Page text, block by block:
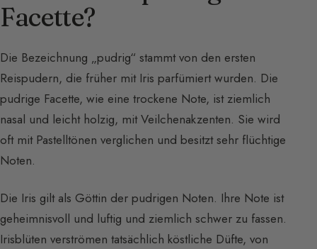
Facette?
Die Bezeichnung „pudrig“ stammt von den ersten
Reispudern, die früher mit Iris parfümiert wurden. Die
pudrige Facette, wie eine trockene Note, ist ziemlich
nasal und leicht holzig, mit Veilchenakzenten. Sie wird
oft mit Pastelltönen verglichen und besitzt sehr flüchtige
Noten.
Die Iris gilt als Göttin der pudrigen Noten. Ihre Note ist
geheimnisvoll und luftig und ziemlich schwer zu fassen.
Irisblüten verströmen tatsächlich köstliche Düfte, von